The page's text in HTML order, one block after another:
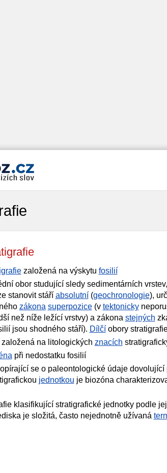
založená na výskytu fosilií
obor studující sledy sedimentárních
stanovit stáří absolutní(geochronologie),
zákona superpozice(v tektonicky
než níže ležící vrstvy) a zákona stejných
jsou shodného stáří). Dílčíobory
založená na litologických znacích
při nedostatku fosilií
se o paleontologické údaje
jednotkou je biozóna
klasifikující stratigrafické jednotky podle
je složitá, často nejednotně užívaná